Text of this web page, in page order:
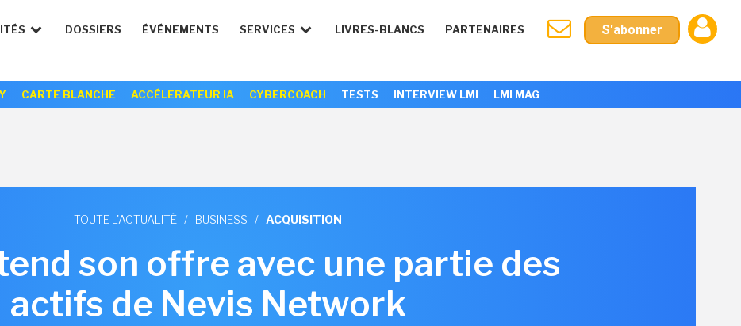
DOSSIERS ÉVÉNEMENTS SERVICES LIVRES-BLANCS PARTENAIRES S'abonner
CARTE BLANCHE ACCÉLERATEUR IA CYBERCOACH TESTS INTERVIEW LMI LMI MAG
TOUTE L'ACTUALITÉ / BUSINESS / ACQUISITION
son offre avec une partie des
actifs de Nevis Network